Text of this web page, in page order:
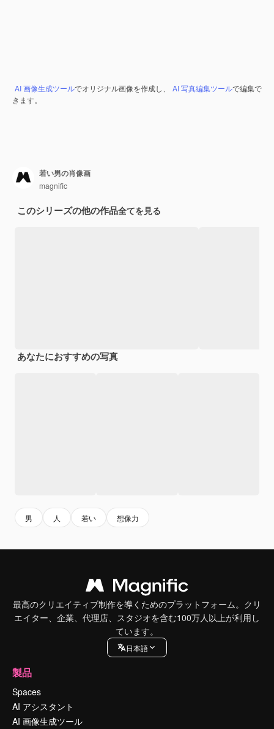
AI 画像生成ツールでオリジナル画像を作成し、 AI 写真編集ツールで編集で
きます。
若い男の肖像画
magnific
このシリーズの他の作品全てを見る
あなたにおすすめの写真
男 人 若い 想像力
最高のクリエイティブ制作を導くためのプラットフォーム。クリ
エイター、企業、代理店、スタジオを含む100万人以上が利用し
ています。
日本語
製品
Spaces
AI アシスタント
AI 画像生成ツール